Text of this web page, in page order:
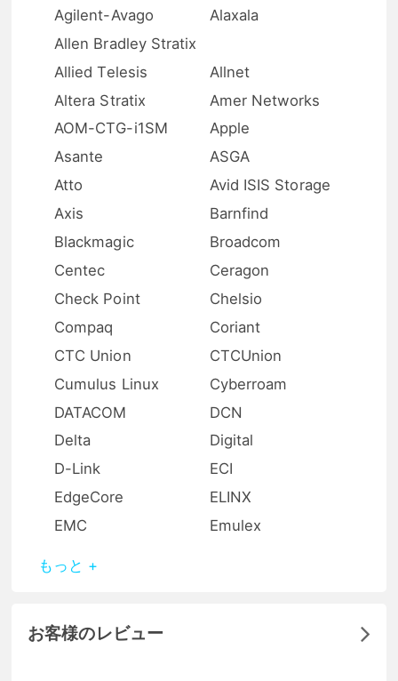
Agilent-Avago
Alaxala
Allen Bradley Stratix
Allied Telesis
Allnet
Altera Stratix
Amer Networks
AOM-CTG-i1SM
Apple
Asante
ASGA
Atto
Avid ISIS Storage
Axis
Barnfind
Blackmagic
Broadcom
Centec
Ceragon
Check Point
Chelsio
Compaq
Coriant
CTC Union
CTCUnion
Cumulus Linux
Cyberroam
DATACOM
DCN
Delta
Digital
D-Link
ECI
EdgeCore
ELINX
EMC
Emulex
もっと +
お客様のレビュー